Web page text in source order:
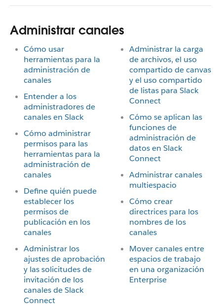
Administrar canales
Cómo usar
herramientas para la
administración de
canales
Entender a los
administradores de
canales en Slack
Cómo administrar
permisos para las
herramientas para la
administración de
canales
Define quién puede
establecer los
permisos de
publicación en los
canales
Administrar los
ajustes de aprobación
y las solicitudes de
invitación de los
canales de Slack
Connect
Administrar la carga
de archivos, el uso
compartido de canvas
y el uso compartido
de listas para Slack
Connect
Cómo se aplican las
funciones de
administración de
datos en Slack
Connect
Administrar canales
multiespacio
Cómo crear
directrices para los
nombres de los
canales
Mover canales entre
espacios de trabajo
en una organización
Enterprise